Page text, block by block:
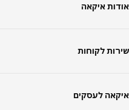
איקאה
לקוחות
לעסקים